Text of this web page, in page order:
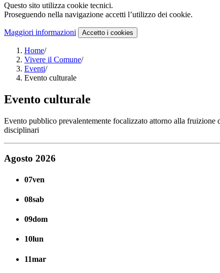
Questo sito utilizza cookie tecnici.
Proseguendo nella navigazione accetti l’utilizzo dei cookie.
Maggiori informazioni Accetto i cookies
Home/
Vivere il Comune/
Eventi/
Evento culturale
Evento culturale
Evento pubblico prevalentemente focalizzato attorno alla
disciplinari
Agosto 2026
07ven
08sab
09dom
10lun
11mar